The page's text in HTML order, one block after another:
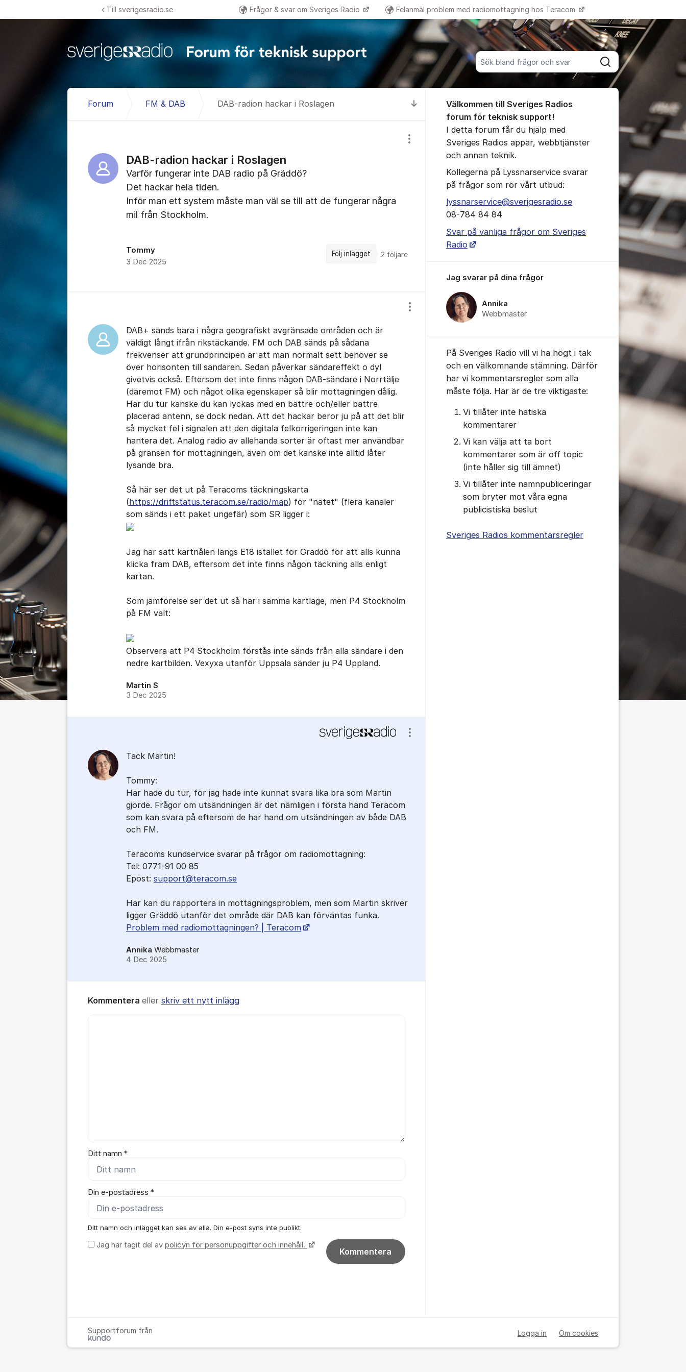
Sök bland alla inlägg
Sök
Till sverigesradio.se Frågor & svar om Sveriges Radio Felanmäl problem med radiomottagning hos Teracom Fler supportlänkar
Till senaste kommentaren
Forum FM & DAB DAB-radion hackar i Roslagen
DAB-radion hackar i Roslagen
Visa/dölj inställningar för inlägg/kommentar
Varför fungerar inte DAB radio på Gräddö?
Det hackar hela tiden.
Inför man ett system måste man väl se till att de fungerar några
mil från Stockholm.
Tommy
3 Dec 2025
Följ inlägget 2 följare
DAB+ sänds bara i några geografiskt avgränsade områden och är
väldigt långt ifrån rikstäckande. FM och DAB sänds på sådana
frekvenser att grundprincipen är att man normalt sett behöver se
över horisonten till sändaren. Sedan påverkar sändareffekt o dyl
givetvis också. Eftersom det inte finns någon DAB-sändare i Norrtälje
(däremot FM) och något olika egenskaper så blir mottagningen dålig.
Har du tur kanske du kan lyckas med en bättre och/eller bättre
placerad antenn, se dock nedan. Att det hackar beror ju på att det blir
så mycket fel i signalen att den digitala felkorrigeringen inte kan
hantera det. Analog radio av allehanda sorter är oftast mer användbar
på gränsen för mottagningen, även om det kanske inte alltid låter
lysande bra.
Så här ser det ut på Teracoms täckningskarta
(https://driftstatus.teracom.se/radio/map) för "nätet" (flera kanaler
som sänds i ett paket ungefär) som SR ligger i:
Jag har satt kartnålen längs E18 istället för Gräddö för att alls kunna
klicka fram DAB, eftersom det inte finns någon täckning alls enligt
kartan.
Som jämförelse ser det ut så här i samma kartläge, men P4 Stockholm
på FM valt:
Observera att P4 Stockholm förstås inte sänds från alla sändare i den
nedre kartbilden. Vexyxa utanför Uppsala sänder ju P4 Uppland.
Martin S
3 Dec 2025
Visa/dölj inställningar för inlägg/kommentar
Tack Martin!
Tommy:
Här hade du tur, för jag hade inte kunnat svara lika bra som Martin
gjorde. Frågor om utsändningen är det nämligen i första hand Teracom
som kan svara på eftersom de har hand om utsändningen av både DAB
och FM.
Teracoms kundservice svarar på frågor om radiomottagning:
Tel: 0771-91 00 85
Epost: support@teracom.se
Här kan du rapportera in mottagningsproblem, men som Martin skriver
ligger Gräddö utanför det område där DAB kan förväntas funka.
Problem med radiomottagningen? | Teracom
Annika Webbmaster
4 Dec 2025
Visa/dölj inställningar för inlägg/kommentar
Kommentera eller skriv ett nytt inlägg
Ditt namn *
Din e-postadress *
Ditt namn och inlägget kan ses av alla. Din e-post syns inte publikt.
Jag har tagit del av policyn för personuppgifter och innehåll.
Kommentera
Välkommen till Sveriges Radios
forum för teknisk support!
I detta forum får du hjälp med
Sveriges Radios appar, webbtjänster
och annan teknik.
Kollegerna på Lyssnarservice svarar
på frågor som rör vårt utbud:
lyssnarservice@sverigesradio.se
08-784 84 84
Svar på vanliga frågor om Sveriges
Radio
Jag svarar på dina frågor
Annika
Webbmaster
På Sveriges Radio vill vi ha högt i tak
och en välkomnande stämning. Därför
har vi kommentarsregler som alla
måste följa. Här är de tre viktigaste:
Vi tillåter inte hatiska
kommentarer
Vi kan välja att ta bort
kommentarer som är off topic
(inte håller sig till ämnet)
Vi tillåter inte namnpubliceringar
som bryter mot våra egna
publicistiska beslut
Sveriges Radios kommentarsregler
Supportforum från Logga in Om cookies